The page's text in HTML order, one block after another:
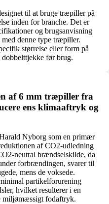
til at bruge træpiller på
inden for branche. Det er
og brugsanvisning
denne type træpiller.
størrelse eller form på
før brug.
af 6 mm træpiller fra
ens klimaaftryk og
Nyborg som en primær
af CO2-udledning
neutral brændselskilde, da
forbrændingen, svarer til
mens de voksede.
partikelforurening
hvilket resulterer i en
miljømæssigt fodaftryk.